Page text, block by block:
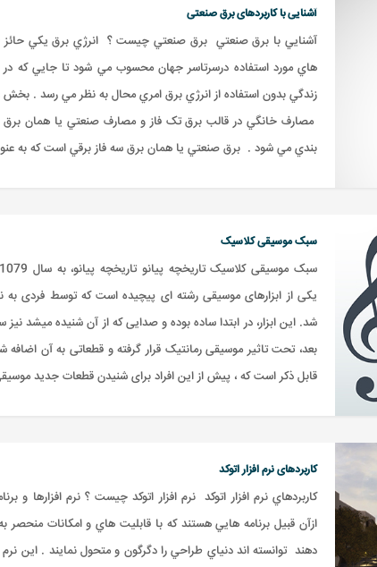
آشنایی با کاربردهای برق صنعتی
آشنايي با برق صنعتي برق صنعتي چيست ؟ انرژي برق يکي حائز
هاي مورد استفاده درسرتاسر جهان محسوب مي شود تا جايي که در
زندگي بدون استفاده از انرژي برق امري محال به نظر مي رسد .
مصارف خانگي در قالب برق تک فاز و مصارف صنعتي يا همان برق
بندي مي شود . برق صنعتي يا همان برق سه فاز برقي است که به
سبک موسیقی کلاسیک
یکی از ابزارهای موسیقی رشته ای پیچیده است که توسط فردی به
شد. این ابزار، در ابتدا ساده بوده و صدایی که از آن شنیده میشد
بعد، تحت تاثیر موسیقی رمانتیک قرار گرفته و قطعاتی به آن اضافه
قابل ذکر است که ، پیش از این افراد برای شنیدن قطعات جدید
کاربردهای نرم افزار اتوکد
کاربردهاي نرم افزار اتوکد نرم افزار اتوکد چيست ؟ نرم
ازآن قبيل برنامه هايي هستند که با قابليت هاي و امکانات منحصر
دهند توانسته اند دنياي طراحي را دگرگون و متحول نمايند . اين